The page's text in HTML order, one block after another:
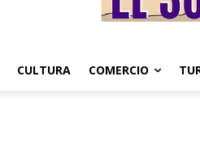
CULTURA COMERCIO